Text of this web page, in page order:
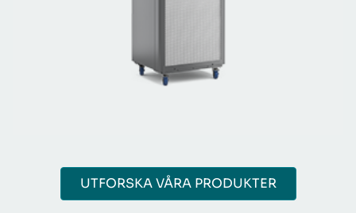
UTFORSKA VÅRA PRODUKTER